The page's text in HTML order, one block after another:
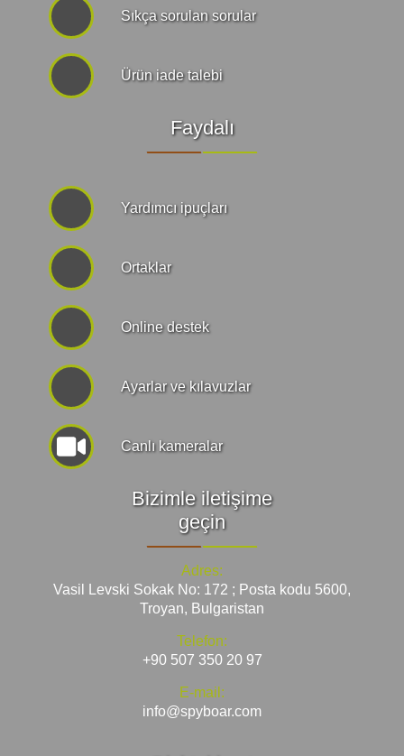
Sıkça sorulan sorular
Ürün iade talebi
Faydalı
Yardımcı ipuçları
Ortaklar
Online destek
Ayarlar ve kılavuzlar
Canlı kameralar
Bizimle iletişime
geçin
Adres:
Vasil Levski Sokak No: 172 ; Posta kodu 5600,
Troyan, Bulgaristan
Telefon:
+90 507 350 20 97
E-mail:
info@spyboar.com